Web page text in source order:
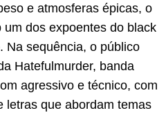
e atmosferas épicas, o
dos expoentes do black
Na sequência, o público
Hatefulmurder, banda
agressivo e técnico, com
letras que abordam temas